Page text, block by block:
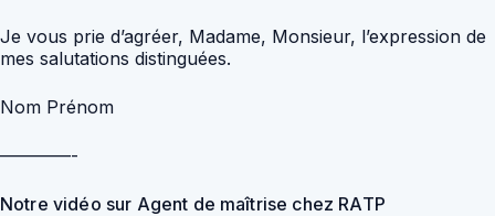
Je vous prie d’agréer, Madame, Monsieur, l’expression de
mes salutations distinguées.
Nom Prénom
————-
Notre vidéo sur Agent de maîtrise chez RATP